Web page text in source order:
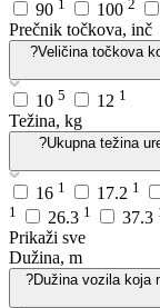
90 1 100 2
Prečnik točkova, inč
?Veličina točkova
10 5 12 1
Težina, kg
?Ukupna težina
16 1 17.2 1
1 26.3 1 37.3
Prikaži sve
Dužina, m
?Dužina vozila koja